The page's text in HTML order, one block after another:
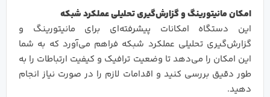
امکان مانیتورینگ و گزارش‌گیری تحلیلی عملکرد شبکه
این دستگاه امکانات پیشرفته‌ای برای مانیتورینگ و
گزارش‌گیری تحلیلی عملکرد شبکه فراهم می‌آورد که به شما
این امکان را می‌دهد تا وضعیت ترافیک و کیفیت ارتباطات را به
طور دقیق بررسی کنید و اقدامات لازم را در صورت نیاز انجام
دهید.